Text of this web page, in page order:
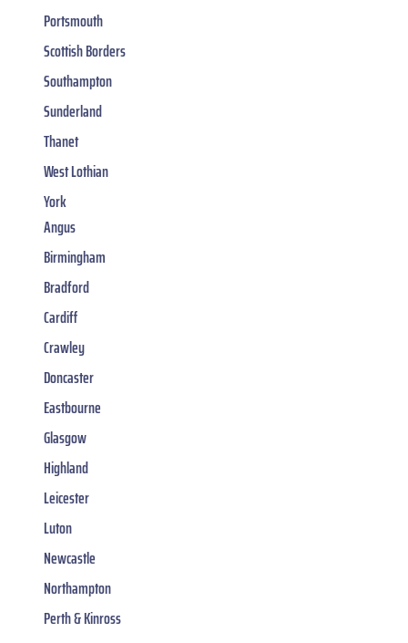
Portsmouth
Scottish Borders
Southampton
Sunderland
Thanet
West Lothian
York
Angus
Birmingham
Bradford
Cardiff
Crawley
Doncaster
Eastbourne
Glasgow
Highland
Leicester
Luton
Newcastle
Northampton
Perth & Kinross